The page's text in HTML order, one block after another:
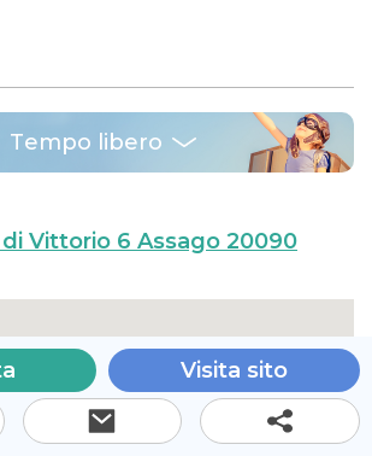
Tempo libero
Vittorio 6 Assago 20090
Visita sito